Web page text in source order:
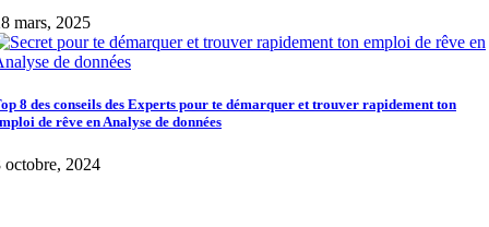
mars, 2025
8 des conseils des Experts pour te démarquer et trouver rapidement ton
de rêve en Analyse de données
octobre, 2024